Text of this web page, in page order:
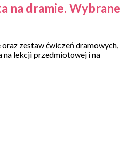
na dramie. Wybrane
zestaw ćwiczeń dramowych,
lekcji przedmiotowej i na